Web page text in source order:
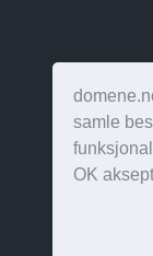
samle
OK
Alle